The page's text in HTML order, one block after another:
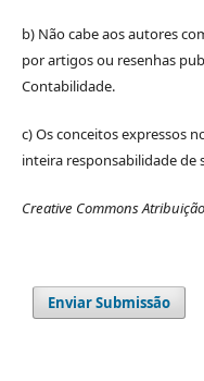
b) Não cabe aos autores
por artigos ou resenhas
Contabilidade.
c) Os conceitos expressos
inteira responsabilidade de
Creative Commons
Enviar Submissão